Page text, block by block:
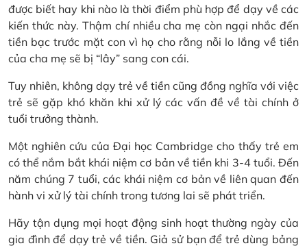
được biết hay khi nào là thời điểm phù hợp để dạy về các
kiến thức này. Thậm chí nhiều cha mẹ còn ngại nhắc đến
tiền bạc trước mặt con vì họ cho rằng nỗi lo lắng về tiền
của cha mẹ sẽ bị “lây” sang con cái.
Tuy nhiên, không dạy trẻ về tiền cũng đồng nghĩa với việc
trẻ sẽ gặp khó khăn khi xử lý các vấn đề về tài chính ở
tuổi trưởng thành.
Một nghiên cứu của Đại học Cambridge cho thấy trẻ em
có thể nắm bắt khái niệm cơ bản về tiền khi 3-4 tuổi. Đến
năm chúng 7 tuổi, các khái niệm cơ bản về liên quan đến
hành vi xử lý tài chính trong tương lai sẽ phát triển.
Hãy tận dụng mọi hoạt động sinh hoạt thường ngày của
gia đình để dạy trẻ về tiền. Giả sử bạn để trẻ dùng bảng